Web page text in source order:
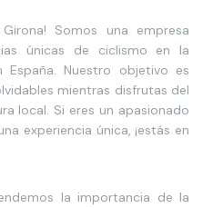
Somos una empresa
únicas de ciclismo en la
Nuestro objetivo es
mientras disfrutas del
local. Si eres un apasionado
experiencia única, ¡estás en
la importancia de la